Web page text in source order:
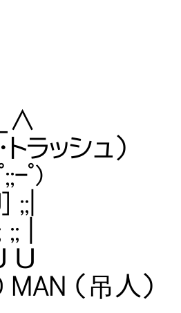
愛称】
トラッシュ）
ﾟ) 【
【出身
| 【年齢
【象徴
（吊人）